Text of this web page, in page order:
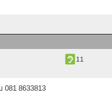
11
8633813